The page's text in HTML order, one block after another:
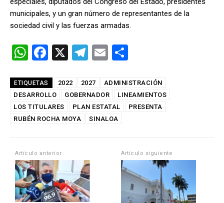
municipales, y un gran número de representantes de la
sociedad civil y las fuerzas armadas.
W
at
s
A
p
F
ce
b
o
k
X
T
e
gr
a
E
ail m
p
ETIQUETAS 2022 2027
ADMINISTRACIÓN
DESARROLLO
GOBERNADOR
LINEAMIENTOS
LOS TITULARES
PLAN ESTATAL
PRESENTA
RUBÉN ROCHA MOYA
SINALOA
Artículo anterior Artículo siguiente